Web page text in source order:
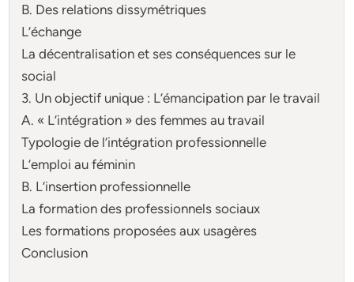
B. Des relations dissymétriques
L’échange
La décentralisation et ses conséquences sur le
social
3. Un objectif unique : L’émancipation par le travail
A. « L’intégration » des femmes au travail
Typologie de l’intégration professionnelle
L’emploi au féminin
B. L’insertion professionnelle
La formation des professionnels sociaux
Les formations proposées aux usagères
Conclusion